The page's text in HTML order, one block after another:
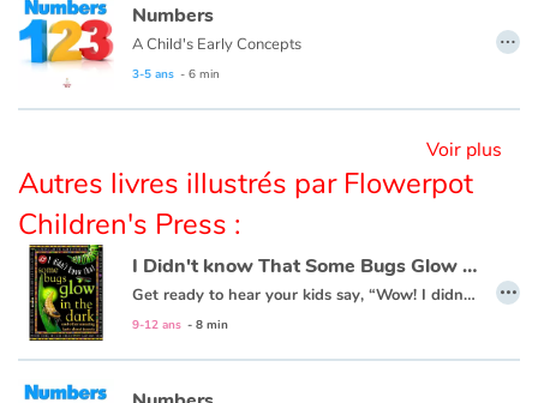
Par thématique
Rencontres et témoignages
Contes d'ici et d'ailleurs
Autour de la lecture
Apprendre à lire
Livre audio
Numbers
A Child's Early Concepts
3-5 ans - 6 min
…
Voir plus
Autres livres illustrés par Flowerpot
Children's Press :
I Didn't know That Some Bugs Glow in the Dark
Get ready to hear your kids say, “Wow! I didn’t know that!” as they dive into this fun, informative, question-answering series of books!
9-12 ans - 8 min
…